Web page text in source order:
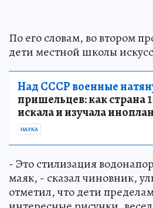
По его словам, во втором
дети местной школы
Над СССР военные
пришельцев: как страна
искала и изучала
НАУКА
- Это стилизация
маяк, - сказал чиновник,
отметил, что дети